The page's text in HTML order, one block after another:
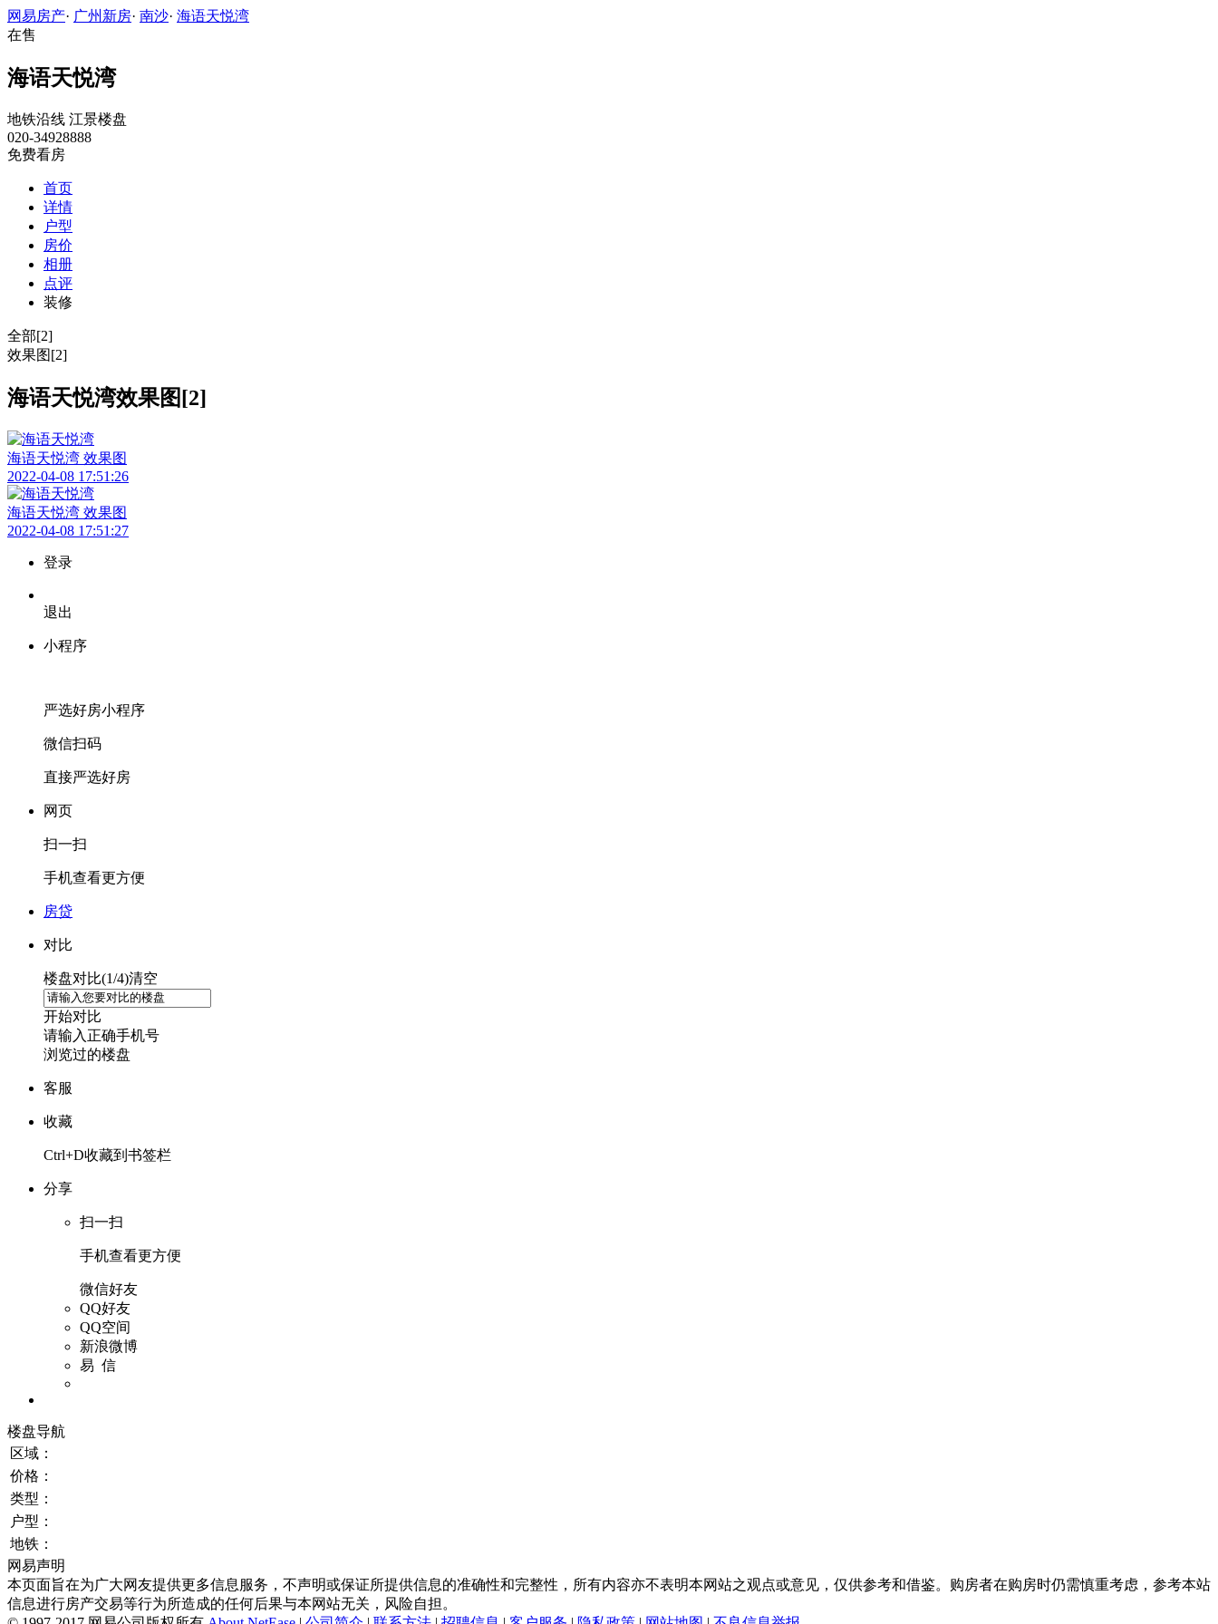
网易房产· 广州新房· 南沙· 海语天悦湾
在售
海语天悦湾
地铁沿线 江景楼盘
020-34928888
免费看房
首页
详情
户型
房价
相册
点评
装修
全部[2]
效果图[2]
海语天悦湾效果图[2]
海语天悦湾 效果图
2022-04-08 17:51:26
海语天悦湾 效果图
2022-04-08 17:51:27
登录
退出
小程序
严选好房小程序
微信扫码
直接严选好房
网页
扫一扫
手机查看更方便
房贷
对比
楼盘对比(1/4)清空
开始对比
请输入正确手机号
浏览过的楼盘
客服
收藏
Ctrl+D收藏到书签栏
分享
扫一扫
手机查看更方便
微信好友
QQ好友
QQ空间
新浪微博
易 信
楼盘导航
区域：
价格：
类型：
户型：
地铁：
网易声明
本页面旨在为广大网友提供更多信息服务，不声明或保证所提供信息的准确性和完整性，所有内容亦不表明本网站之观点或意见，仅供参考和借鉴。购房者在购房时仍需慎重考虑，参考本站
信息进行房产交易等行为所造成的任何后果与本网站无关，风险自担。